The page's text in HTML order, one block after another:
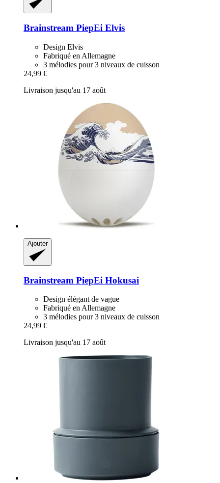
Brainstream PiepEi Elvis
Design Elvis
Fabriqué en Allemagne
3 mélodies pour 3 niveaux de cuisson
24,99 €
Livraison jusqu'au 17 août
Ajouter
Brainstream PiepEi Hokusai
Design élégant de vague
Fabriqué en Allemagne
3 mélodies pour 3 niveaux de cuisson
24,99 €
Livraison jusqu'au 17 août